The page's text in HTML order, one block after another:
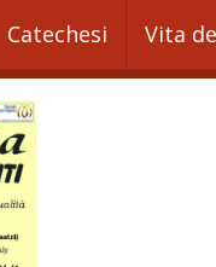
Catechesi Vita